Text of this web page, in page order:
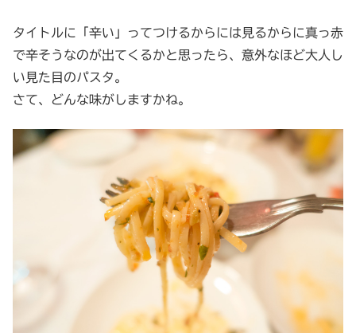
タイトルに「辛い」ってつけるからには見るからに真っ赤
で辛そうなのが出てくるかと思ったら、意外なほど大人し
い見た目のパスタ。
さて、どんな味がしますかね。